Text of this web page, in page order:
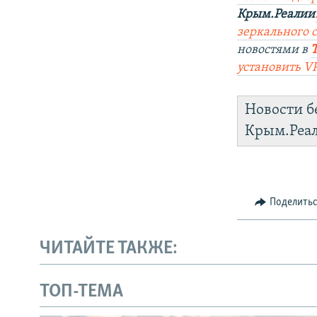
Крым.Реалии
зеркального
новостями в
установить
Новости
ЧИТАЙТЕ ТАКЖЕ:
ТОП-ТЕМА